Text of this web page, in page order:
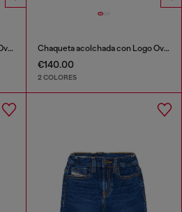
Chaqueta acolchada con Logo Oval D Chaqueta acolchada con Logo Oval D
€140.00
2 COLORES